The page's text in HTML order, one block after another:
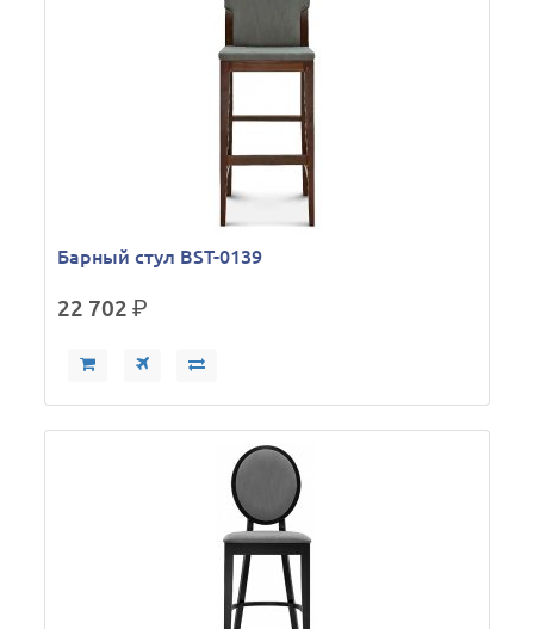
Барный стул BST-0139
22 702р.